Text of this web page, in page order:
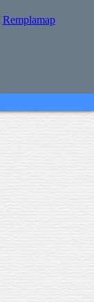
Remplamap